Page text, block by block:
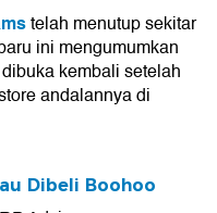
telah menutup sekitar
ini mengumumkan
kembali setelah
andalannya di
Dibeli Boohoo